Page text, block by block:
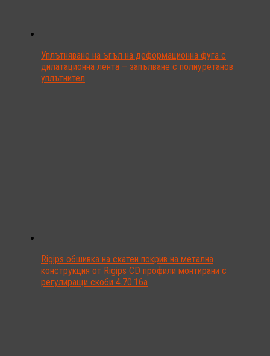
Уплътняване на ъгъл на деформационна фуга с
дилатационна лента – запълване с полиуретанов
уплътнител
Rigips обшивка на скатен покрив на метална
конструкция от Rigips CD профили монтирани с
регулиращи скоби 4.70.16a